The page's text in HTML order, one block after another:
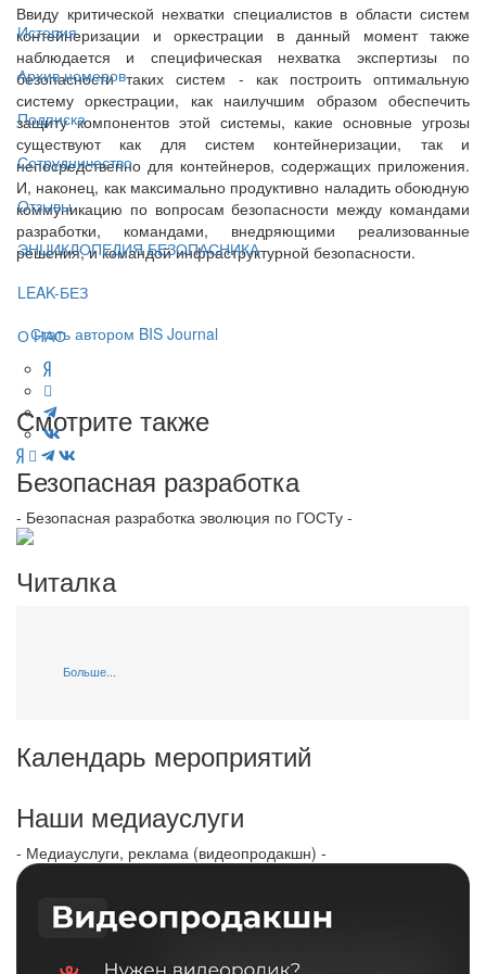
История
Архив номеров
Подписка
Сотрудничество
Отзывы
ЭНЦИКЛОПЕДИЯ БЕЗОПАСНИКА
LEAK-БЕЗ
О НАС
Ввиду критической нехватки специалистов в области систем
контейнеризации и оркестрации в данный момент также
наблюдается и специфическая нехватка экспертизы по
безопасности таких систем - как построить оптимальную
систему оркестрации, как наилучшим образом обеспечить
защиту компонентов этой системы, какие основные угрозы
существуют как для систем контейнеризации, так и
непосредственно для контейнеров, содержащих приложения.
И, наконец, как максимально продуктивно наладить обоюдную
коммуникацию по вопросам безопасности между командами
разработки, командами, внедряющими реализованные
решения, и командой инфраструктурной безопасности.
Стать автором BIS Journal
Смотрите также
Безопасная разработка
- Безопасная разработка эволюция по ГОСТу -
Читалка
Больше...
Календарь мероприятий
Наши медиауслуги
- Медиауслуги, реклама (видеопродакшн) -